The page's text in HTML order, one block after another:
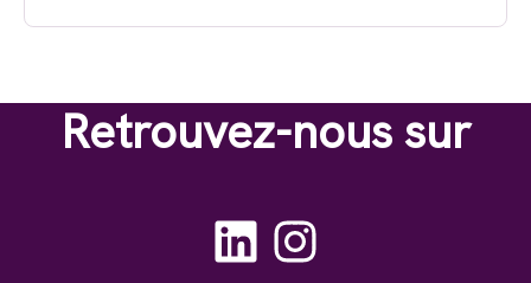
Retrouvez-nous sur